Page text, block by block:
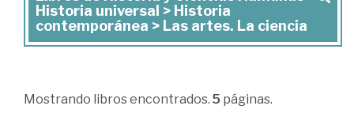
de
Historia
Ciencias
Historia universal > Historia
contemporánea > Las artes. La ciencia
Mostrando libros encontrados. 5 páginas.